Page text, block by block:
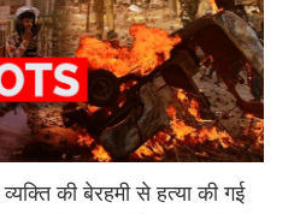
व्यक्ति की बेरहमी से हत्या की गई